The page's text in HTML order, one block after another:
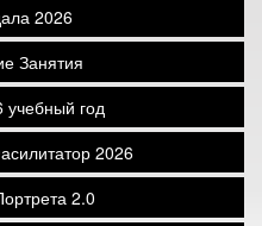
2026
Занятия
год
2026
2.0